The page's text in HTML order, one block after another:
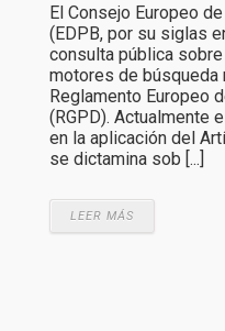
El Consejo Europeo
(EDPB, por su siglas
consulta pública
motores de búsqueda
Reglamento Europeo
(RGPD). Actualmente
en la aplicación del
se dictamina sob [...]
LEER MÁS